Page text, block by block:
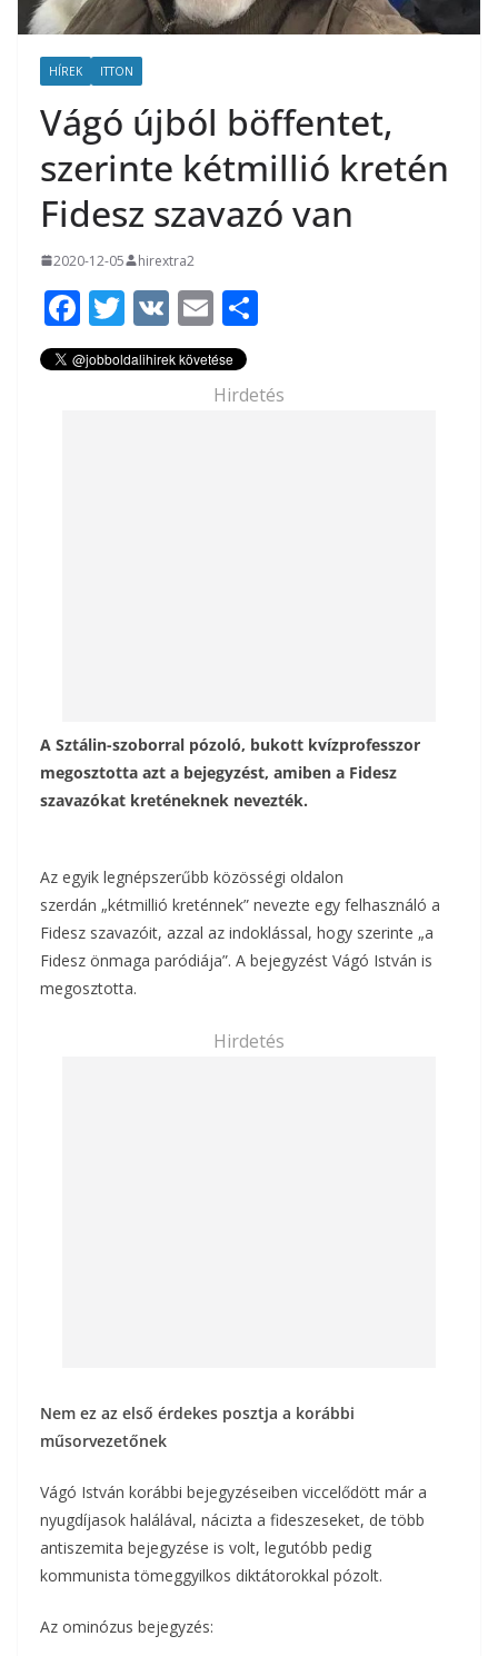
HÍREK ITTON
Vágó újból böffentet,
szerinte kétmillió kretén
Fidesz szavazó van
2020-12-05 hirextra2
F
ac
e
T
w
itt
V
K
E
m
ai
l
za
m
Hirdetés
A Sztálin-szoborral pózoló, bukott kvízprofesszor
megosztotta azt a bejegyzést, amiben a Fidesz
szavazókat kreténeknek nevezték.
Az egyik legnépszerűbb közösségi oldalon
szerdán „kétmillió kreténnek” nevezte egy felhasználó a
Fidesz szavazóit, azzal az indoklással, hogy szerinte „a
Fidesz önmaga paródiája”. A bejegyzést Vágó István is
megosztotta.
Hirdetés
Nem ez az első érdekes posztja a korábbi
műsorvezetőnek
Vágó István korábbi bejegyzéseiben viccelődött már a
nyugdíjasok halálával, nácizta a fideszeseket, de több
antiszemita bejegyzése is volt, legutóbb pedig
kommunista tömeggyilkos diktátorokkal pózolt.
Az ominózus bejegyzés: